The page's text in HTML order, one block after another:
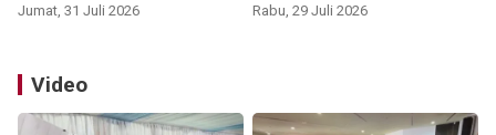
Jumat, 31 Juli 2026 Rabu, 29 Juli 2026
Video